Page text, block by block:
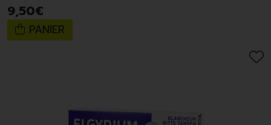
9,50€
PANIER